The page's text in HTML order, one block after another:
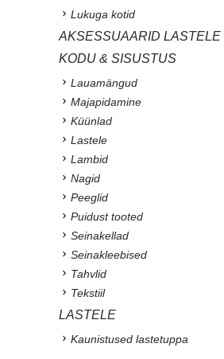
Lukuga kotid
AKSESSUAARID LASTELE
KODU & SISUSTUS
Lauamängud
Majapidamine
Küünlad
Lastele
Lambid
Nagid
Peeglid
Puidust tooted
Seinakellad
Seinakleebised
Tahvlid
Tekstiil
LASTELE
Kaunistused lastetuppa